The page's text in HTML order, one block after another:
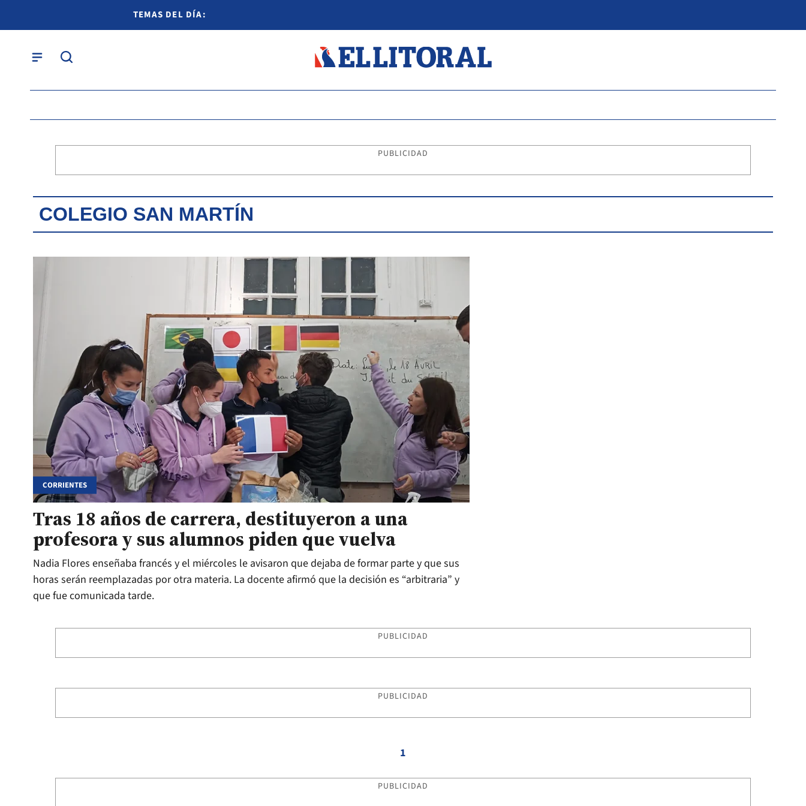
TEMAS DEL DÍA:
PUBLICIDAD
COLEGIO SAN MARTÍN
CORRIENTES
Tras 18 años de carrera, destituyeron a una
profesora y sus alumnos piden que vuelva
Nadia Flores enseñaba francés y el miércoles le avisaron que dejaba de formar parte y que sus
horas serán reemplazadas por otra materia. La docente afirmó que la decisión es “arbitraria” y
que fue comunicada tarde.
PUBLICIDAD
PUBLICIDAD
1
PUBLICIDAD